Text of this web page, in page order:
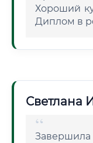
Хороший
Диплом в
Светлана